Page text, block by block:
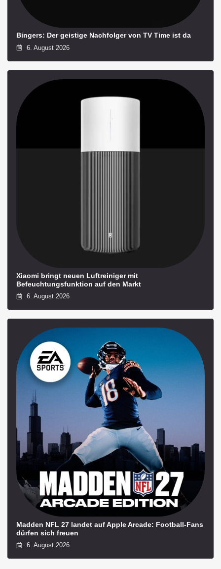
Bingers: Der geistige Nachfolger von TV Time ist da
6. August 2026
Xiaomi bringt neuen Luftreiniger mit
Befeuchtungsfunktion auf den Markt
6. August 2026
Madden NFL 27 landet auf Apple Arcade: Football-Fans
dürfen sich freuen
6. August 2026